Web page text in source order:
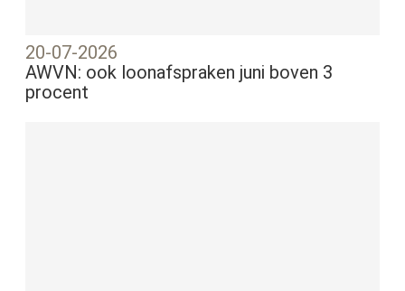
20-07-2026
AWVN: ook loonafspraken juni boven 3
procent